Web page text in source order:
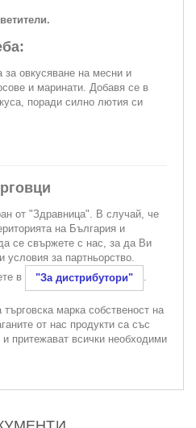
за овкусяване на месни и
и маринати. Добавя се в
поради силно лютия си
от "Здравница". В случай, че
на България и
се свържете с нас, за да Ви
условия за партньорство.
в
"За дистрибутори" .
марка собственост на
от нас продукти са със
и притежават всички необходими